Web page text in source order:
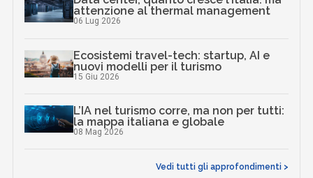
attenzione al thermal management
06 Lug 2026
Ecosistemi travel-tech: startup, AI e
nuovi modelli per il turismo
15 Giu 2026
L’IA nel turismo corre, ma non per tutti:
la mappa italiana e globale
08 Mag 2026
Vedi tutti gli approfondimenti >